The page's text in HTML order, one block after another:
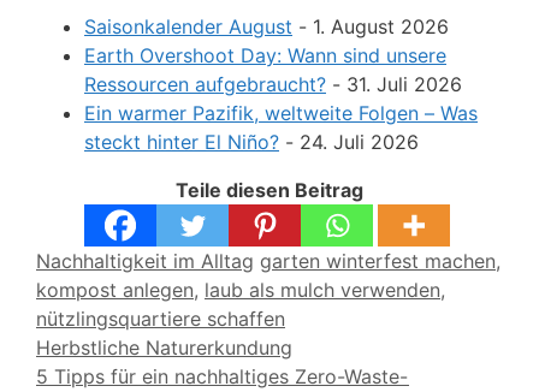
Saisonkalender August - 1. August 2026
Earth Overshoot Day: Wann sind unsere
Ressourcen aufgebraucht? - 31. Juli 2026
Ein warmer Pazifik, weltweite Folgen – Was
steckt hinter El Niño? - 24. Juli 2026
Teile diesen Beitrag
Kategorien
Nachhaltigkeit im Alltag Schlagwörter
garten winterfest machen,
kompost anlegen, laub als mulch verwenden,
nützlingsquartiere schaffen
Herbstliche Naturerkundung
5 Tipps für ein nachhaltiges Zero-Waste-